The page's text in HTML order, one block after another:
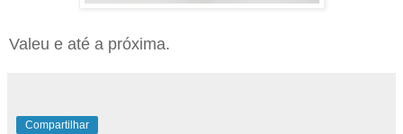
Valeu e até a próxima.
Compartilhar